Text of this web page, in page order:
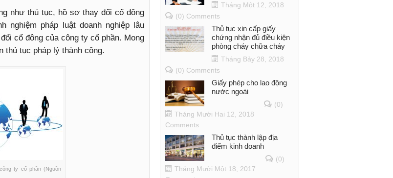
như thủ tục, hồ sơ thay đổi cổ đông
nghiệm pháp luật doanh nghiệp lâu
cổ đông của công ty cổ phần. Mong
thủ tục pháp lý thành công.
ty cổ phần (Nguồn
Tháng Một 12, 2018
(0) Comments
Thủ tục xin cấp giấy
chứng nhận đủ điều kiện
phòng cháy chữa cháy
Tháng Bảy 28, 2018
(0) Comments
Giấy phép cho lao động
nước ngoài
Tháng Mười Hai 12, 2018
(0)
Comments
Thủ tục thành lập địa
điểm kinh doanh
Tháng Mười Một 18, 2017
(0)